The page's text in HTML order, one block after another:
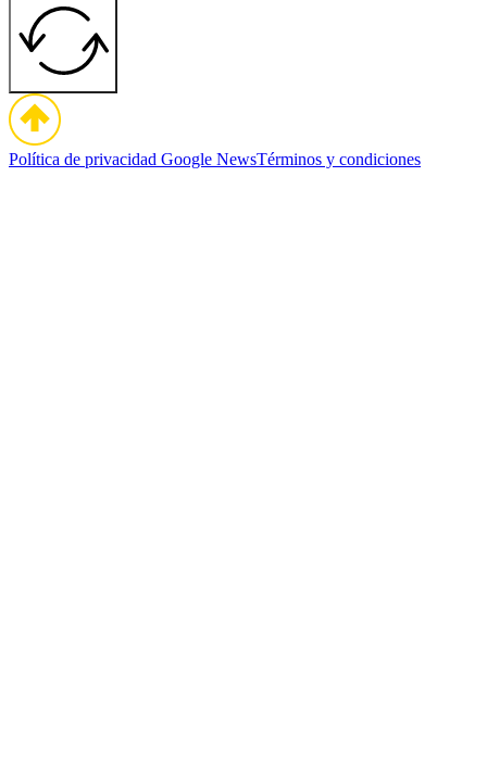
Política de privacidad Google NewsTérminos y condiciones